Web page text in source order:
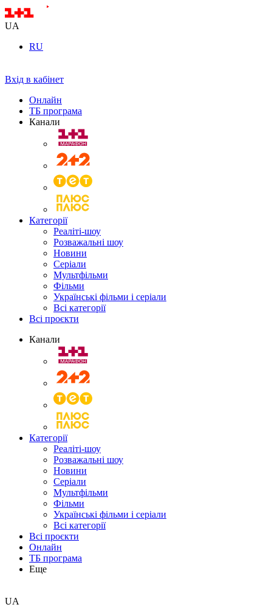
UA
RU
Вхід в кабінет
Онлайн
ТБ програма
Канали
Категорії
Реаліті-шоу
Розважальні шоу
Новини
Серіали
Мультфільми
Фільми
Українські фільми і серіали
Всі категорії
Всі проєкти
Канали
Категорії
Реаліті-шоу
Розважальні шоу
Новини
Серіали
Мультфільми
Фільми
Українські фільми і серіали
Всі категорії
Всі проєкти
Онлайн
ТБ програма
Еще
UA